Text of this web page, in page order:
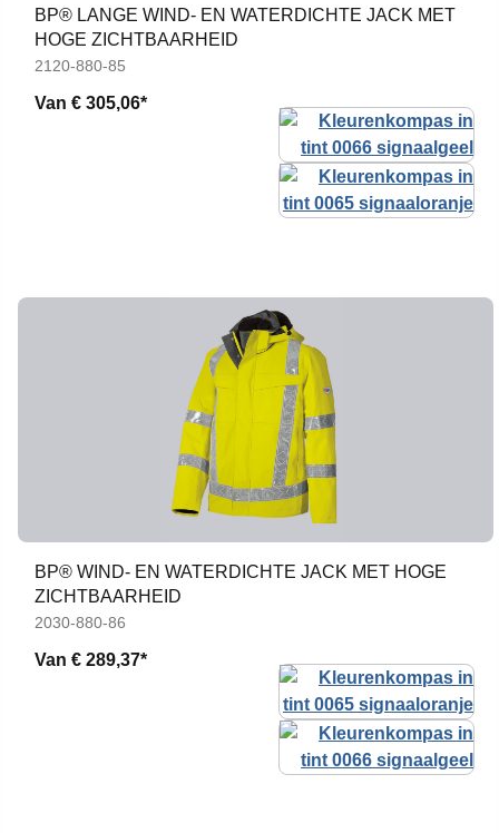
BP® LANGE WIND- EN WATERDICHTE JACK MET
HOGE ZICHTBAARHEID
2120-880-85
Van € 305,06*
BP® WIND- EN WATERDICHTE JACK MET HOGE
ZICHTBAARHEID
2030-880-86
Van € 289,37*